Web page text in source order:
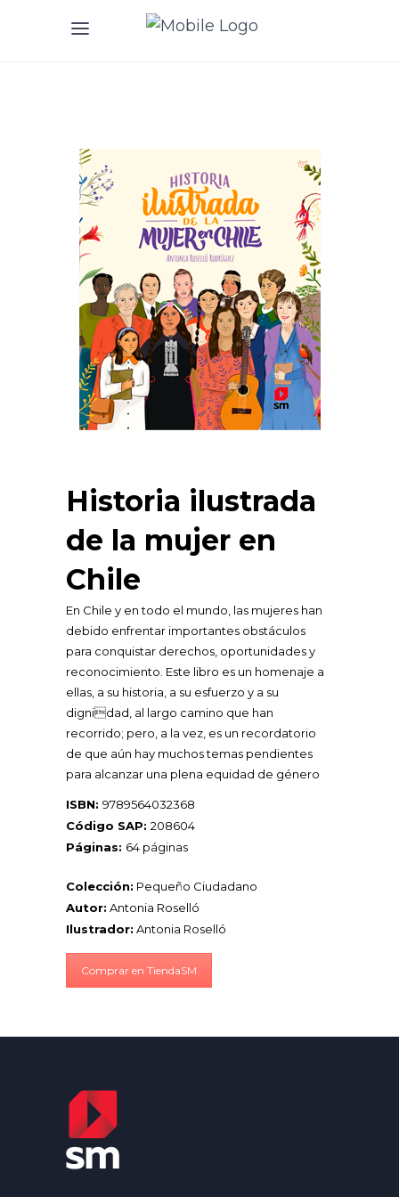
Historia ilustrada
de la mujer en
Chile
En Chile y en todo el mundo, las mujeres han
debido enfrentar importantes obstáculos
para conquistar derechos, oportunidades y
reconocimiento. Este libro es un homenaje a
ellas, a su historia, a su esfuerzo y a su
dignidad, al largo camino que han
recorrido; pero, a la vez, es un recordatorio
de que aún hay muchos temas pendientes
para alcanzar una plena equidad de género
ISBN: 9789564032368
Código SAP: 208604
Páginas: 64 páginas
Colección: Pequeño Ciudadano
Autor: Antonia Roselló
Ilustrador: Antonia Roselló
Comprar en TiendaSM